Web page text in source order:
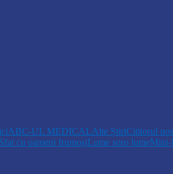
ABC-UL MEDICALAlte ȘtiriCititorul
cu oameni frumoșiLume soro lumeMini-